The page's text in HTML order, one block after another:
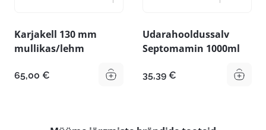
Karjakell 130 mm
mullikas/lehm
65,00 €
Udarahooldussalv
Septomamin 1000ml
35,39 €